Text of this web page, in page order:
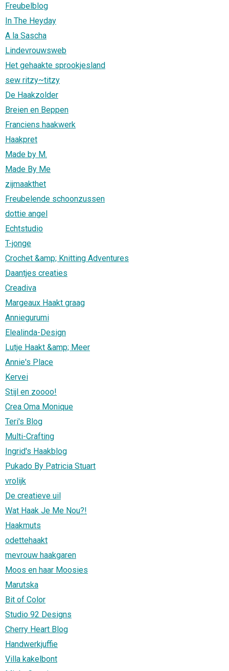
Freubelblog
In The Heyday
A la Sascha
Lindevrouwsweb
Het gehaakte sprookjesland
sew ritzy~titzy
De Haakzolder
Breien en Beppen
Franciens haakwerk
Haakpret
Made by M.
Made By Me
zijmaakthet
Freubelende schoonzussen
dottie angel
Echtstudio
T-jonge
Crochet &amp; Knitting Adventures
Daantjes creaties
Creadiva
Margeaux Haakt graag
Anniegurumi
Elealinda-Design
Lutje Haakt &amp; Meer
Annie's Place
Kervei
Stijl en zoooo!
Crea Oma Monique
Teri's Blog
Multi-Crafting
Ingrid's Haakblog
Pukado By Patricia Stuart
vrolijk
De creatieve uil
Wat Haak Je Me Nou?!
Haakmuts
odettehaakt
mevrouw haakgaren
Moos en haar Moosies
Marutska
Bit of Color
Studio 92 Designs
Cherry Heart Blog
Handwerkjuffie
Villa kakelbont